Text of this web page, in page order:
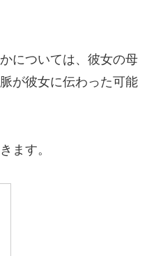
については、彼女の母
が彼女に伝わった可能
ます。